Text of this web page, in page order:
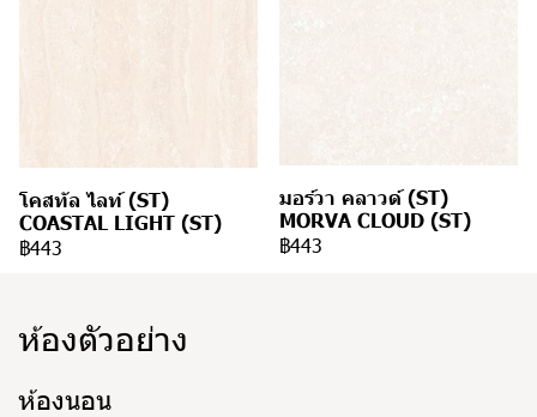
โคสทัล ไลท์ (ST)
COASTAL LIGHT (ST)
฿443
มอร์วา คลาวด์ (ST)
MORVA CLOUD (ST)
฿443
ห้องตัวอย่าง
ห้องนอน